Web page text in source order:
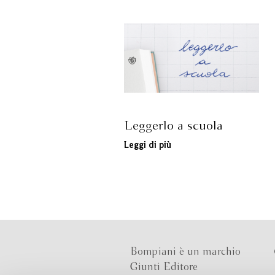
Leggerlo a scuola
Leggi di più
Bompiani è un marchio
Giunti Editore